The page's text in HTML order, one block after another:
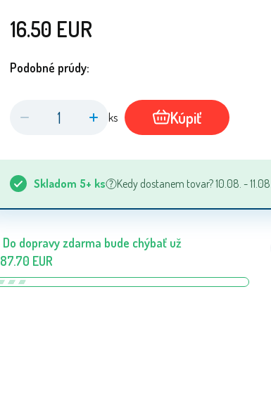
16.50 EUR
Podobné prúdy:
ks Kúpiť
Skladom 5+ ks Kedy dostanem tovar? 10.08. -
Do dopravy zdarma bude chýbať už
87.70 EUR